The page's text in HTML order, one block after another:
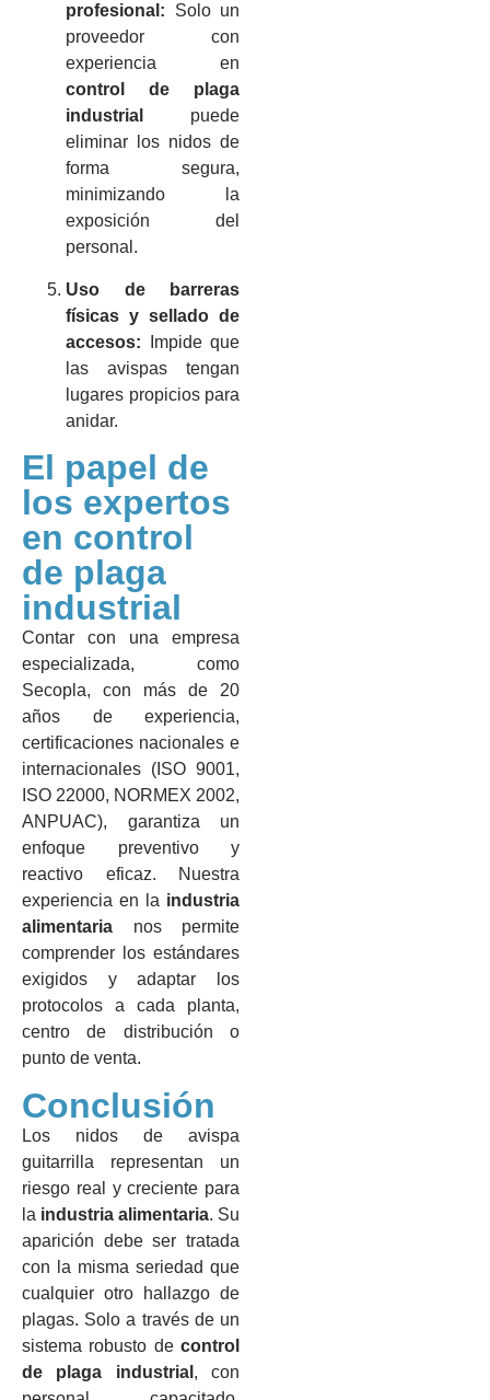
profesional: Solo un
proveedor con
experiencia en
control de plaga
industrial
puede
eliminar los nidos de
forma segura,
minimizando la
exposición del
personal.
Uso de barreras
físicas y sellado de
accesos: Impide que
las avispas tengan
lugares propicios para
anidar.
El papel de
los expertos
en control
de plaga
industrial
Contar con una empresa
especializada, como
Secopla, con más de 20
años de experiencia,
certificaciones nacionales e
internacionales (ISO 9001,
ISO 22000, NORMEX 2002,
ANPUAC), garantiza un
enfoque preventivo y
reactivo eficaz. Nuestra
experiencia en la industria
alimentaria nos permite
comprender los estándares
exigidos y adaptar los
protocolos a cada planta,
centro de distribución o
punto de venta.
Conclusión
Los nidos de avispa
guitarrilla representan un
riesgo real y creciente para
la industria alimentaria. Su
aparición debe ser tratada
con la misma seriedad que
cualquier otro hallazgo de
plagas. Solo a través de un
sistema robusto decontrol
de plaga industrial , con